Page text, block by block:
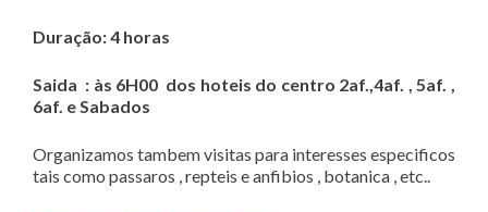
Duração: 4 horas
Saida : às 6H00 dos hoteis do centro 2af.,4af. , 5af. ,
6af. e Sabados
Organizamos tambem visitas para interesses especificos
tais como passaros , repteis e anfibios , botanica , etc..